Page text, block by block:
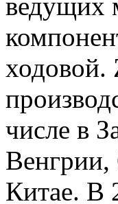
ведущих
ходовой.
числе в
Венгрии,
Китае. В